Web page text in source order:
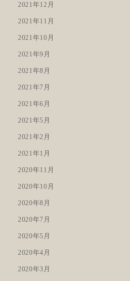
2021年12月
2021年11月
2021年10月
2021年9月
2021年8月
2021年7月
2021年6月
2021年5月
2021年2月
2021年1月
2020年11月
2020年10月
2020年8月
2020年7月
2020年5月
2020年4月
2020年3月